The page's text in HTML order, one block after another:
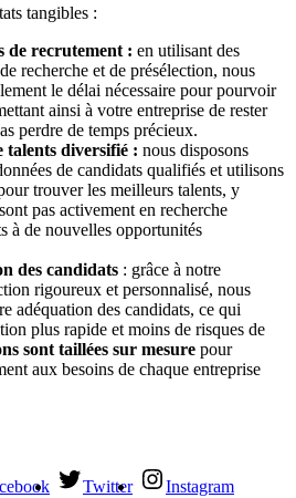
tangibles :
de recrutement : en utilisant des
recherche et de présélection, nous
le délai nécessaire pour pourvoir
ainsi à votre entreprise de rester
perdre de temps précieux.
talents diversifié : nous disposons
de candidats qualifiés et utilisons
trouver les meilleurs talents, y
pas activement en recherche
à de nouvelles opportunités
des candidats : grâce à notre
rigoureux et personnalisé, nous
adéquation des candidats, ce qui
plus rapide et moins de risques de
sont taillées sur mesure pour
aux besoins de chaque entreprise
Twitter Instagram